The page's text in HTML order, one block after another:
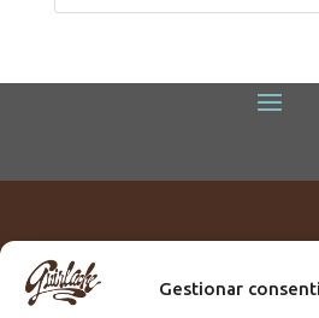
Gestionar
Titular:
ROME GUIRLACHE SL.